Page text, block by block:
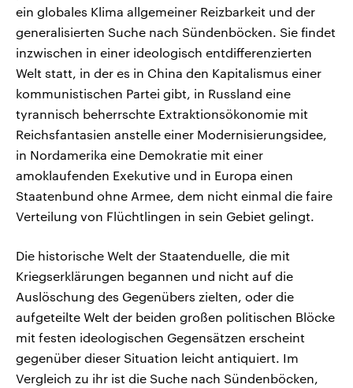
ein globales Klima allgemeiner Reizbarkeit und der
generalisierten Suche nach Sündenböcken. Sie findet
inzwischen in einer ideologisch entdifferenzierten
Welt statt, in der es in China den Kapitalismus einer
kommunistischen Partei gibt, in Russland eine
tyrannisch beherrschte Extraktionsökonomie mit
Reichsfantasien anstelle einer Modernisierungsidee,
in Nordamerika eine Demokratie mit einer
amoklaufenden Exekutive und in Europa einen
Staatenbund ohne Armee, dem nicht einmal die faire
Verteilung von Flüchtlingen in sein Gebiet gelingt.
Die historische Welt der Staatenduelle, die mit
Kriegserklärungen begannen und nicht auf die
Auslöschung des Gegenübers zielten, oder die
aufgeteilte Welt der beiden großen politischen Blöcke
mit festen ideologischen Gegensätzen erscheint
gegenüber dieser Situation leicht antiquiert. Im
Vergleich zu ihr ist die Suche nach Sündenböcken,